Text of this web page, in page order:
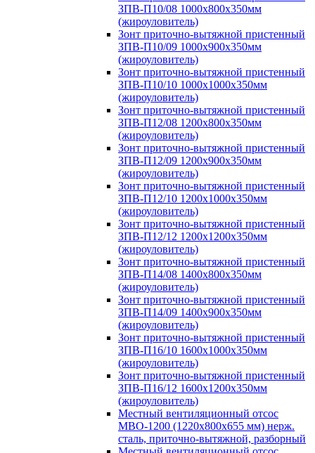
ЗПВ-П10/08 1000х800х350мм
(жироуловитель)
Зонт приточно-вытяжной пристенный
ЗПВ-П10/09 1000х900х350мм
(жироуловитель)
Зонт приточно-вытяжной пристенный
ЗПВ-П10/10 1000х1000х350мм
(жироуловитель)
Зонт приточно-вытяжной пристенный
ЗПВ-П12/08 1200х800х350мм
(жироуловитель)
Зонт приточно-вытяжной пристенный
ЗПВ-П12/09 1200х900х350мм
(жироуловитель)
Зонт приточно-вытяжной пристенный
ЗПВ-П12/10 1200х1000х350мм
(жироуловитель)
Зонт приточно-вытяжной пристенный
ЗПВ-П12/12 1200х1200х350мм
(жироуловитель)
Зонт приточно-вытяжной пристенный
ЗПВ-П14/08 1400х800х350мм
(жироуловитель)
Зонт приточно-вытяжной пристенный
ЗПВ-П14/09 1400х900х350мм
(жироуловитель)
Зонт приточно-вытяжной пристенный
ЗПВ-П16/10 1600х1000х350мм
(жироуловитель)
Зонт приточно-вытяжной пристенный
ЗПВ-П16/12 1600х1200х350мм
(жироуловитель)
Местный вентиляционный отсос
МВО-1200 (1220х800х655 мм) нерж.
сталь, приточно-вытяжной, разборный